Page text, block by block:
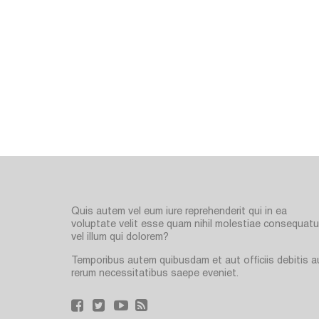
Quis autem vel eum iure reprehenderit qui in ea
voluptate velit esse quam nihil molestiae
vel illum qui dolorem?
Temporibus autem quibusdam et aut officiis debitis
rerum necessitatibus saepe eveniet.